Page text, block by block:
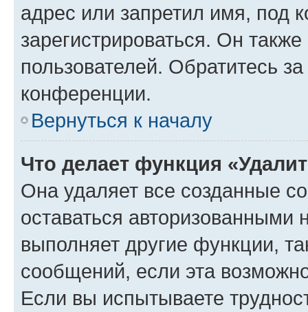
адрес или запретил имя, под
зарегистрироваться. Он
пользователей. Обратитесь
конференции.
Вернуться к началу
Что делает функция
Она удаляет все созданные
оставаться авторизованными
выполняет другие функции,
сообщений, если эта
Если вы испытываете